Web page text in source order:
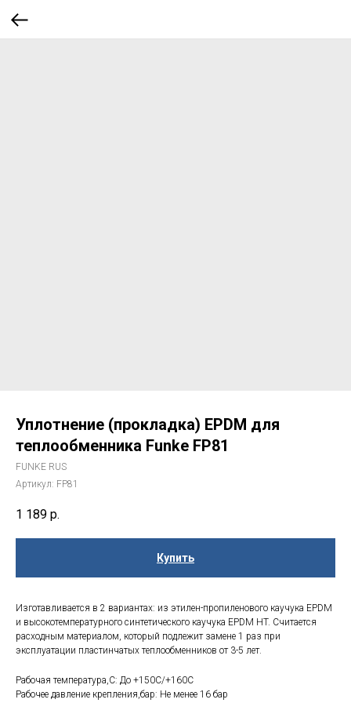
Уплотнение (прокладка) EPDM для
теплообменника Funke FP81
FUNKE RUS
Артикул: FP81
1 189 р.
Купить
Изготавливается в 2 вариантах: из этилен-пропиленового каучука EPDM
и высокотемпературного синтетического каучука EPDM HT. Считается
расходным материалом, который подлежит замене 1 раз при
эксплуатации пластинчатых теплообменников от 3-5 лет.
Рабочая температура,С: До +150С/+160С
Рабочее давление крепления,бар: Не менее 16 бар